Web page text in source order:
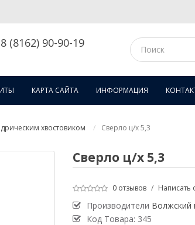
8 (8162) 90-90-19
КАРТА САЙТА ИНФОРМАЦИЯ
хвостовиком Сверло ц/х 5,3
Сверло ц/х 5,3
0 отзывов / Написать
Производители Волжский
Код Товара: 345